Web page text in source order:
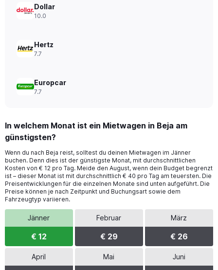
to
Dollar
10.0
Hertz
7.7
Europcar
7.7
In welchem Monat ist ein Mietwagen in Beja am
günstigsten?
Wenn du nach Beja reist, solltest du deinen Mietwagen im Jänner
buchen. Denn dies ist der günstigste Monat, mit durchschnittlichen
Kosten von € 12 pro Tag. Meide den August, wenn dein Budget begrenzt
ist – dieser Monat ist mit durchschnittlich € 40 pro Tag am teuersten. Die
Preisentwicklungen für die einzelnen Monate sind unten aufgeführt. Die
Preise können je nach Zeitpunkt und Buchungsart sowie dem
Fahrzeugtyp variieren.
Jänner
€ 12
Februar
€ 29
März
€ 26
April Mai Juni